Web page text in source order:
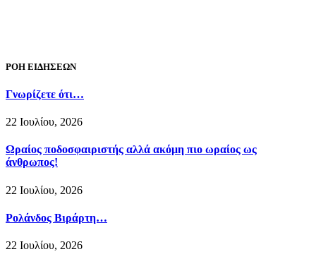
ΡΟΗ ΕΙΔΗΣΕΩΝ
Γνωρίζετε ότι…
22 Ιουλίου, 2026
Ωραίος ποδοσφαιριστής αλλά ακόμη πιο ωραίος ως
άνθρωπος!
22 Ιουλίου, 2026
Ρολάνδος Βιράρτη…
22 Ιουλίου, 2026